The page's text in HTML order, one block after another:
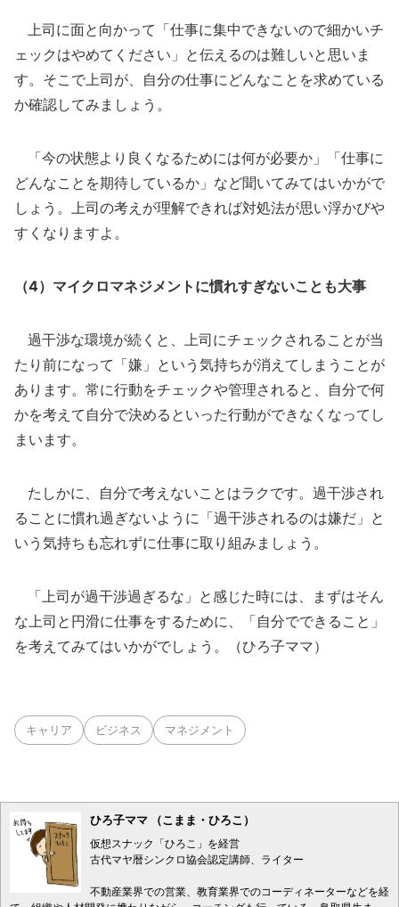
上司に面と向かって「仕事に集中できないので細かいチ
ェックはやめてください」と伝えるのは難しいと思いま
す。そこで上司が、自分の仕事にどんなことを求めている
か確認してみましょう。
「今の状態より良くなるためには何が必要か」「仕事に
どんなことを期待しているか」など聞いてみてはいかがで
しょう。上司の考えが理解できれば対処法が思い浮かびや
すくなりますよ。
（4）マイクロマネジメントに慣れすぎないことも大事
過干渉な環境が続くと、上司にチェックされることが当
たり前になって「嫌」という気持ちが消えてしまうことが
あります。常に行動をチェックや管理されると、自分で何
かを考えて自分で決めるといった行動ができなくなってし
まいます。
たしかに、自分で考えないことはラクです。過干渉され
ることに慣れ過ぎないように「過干渉されるのは嫌だ」と
いう気持ちも忘れずに仕事に取り組みましょう。
「上司が過干渉過ぎるな」と感じた時には、まずはそん
な上司と円滑に仕事をするために、「自分でできること」
を考えてみてはいかがでしょう。（ひろ子ママ）
キャリア ビジネス マネジメント
ひろ子ママ （こまま・ひろこ）
仮想スナック「ひろこ」を経営
古代マヤ暦シンクロ協会認定講師、ライター
不動産業界での営業、教育業界でのコーディネーターなどを経